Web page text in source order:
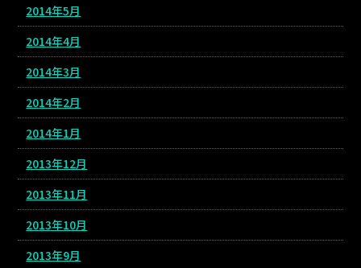
2014年5月
2014年4月
2014年3月
2014年2月
2014年1月
2013年12月
2013年11月
2013年10月
2013年9月